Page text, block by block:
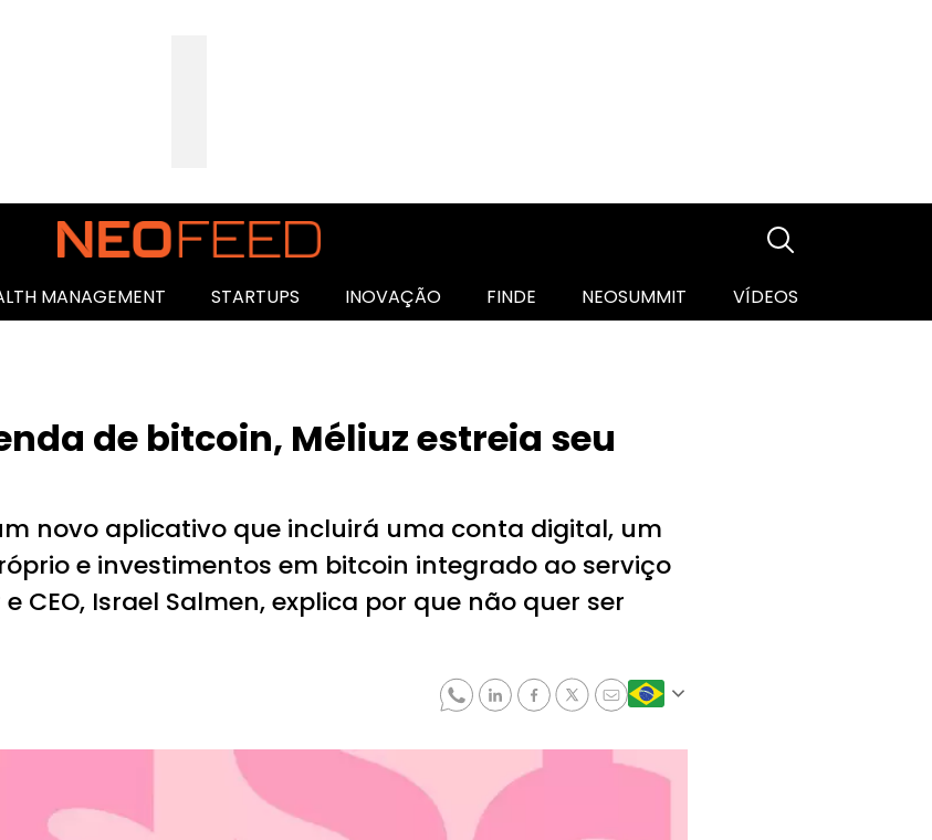
MANAGEMENT STARTUPS INOVAÇÃO FINDE NEOSUMMIT VÍDEOS
de bitcoin, Méliuz estreia seu
novo aplicativo que incluirá uma conta digital, um
e investimentos em bitcoin integrado ao serviço
CEO, Israel Salmen, explica por que não quer ser